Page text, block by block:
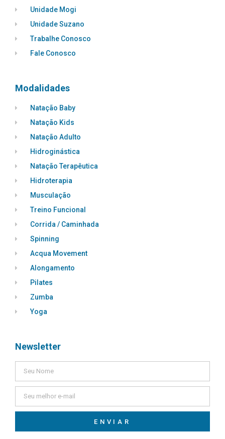
Unidade Mogi
Unidade Suzano
Trabalhe Conosco
Fale Conosco
Modalidades
Natação Baby
Natação Kids
Natação Adulto
Hidroginástica
Natação Terapêutica
Hidroterapia
Musculação
Treino Funcional
Corrida / Caminhada
Spinning
Acqua Movement
Alongamento
Pilates
Zumba
Yoga
Newsletter
ENVIAR